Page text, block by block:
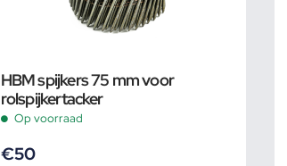
HBM spijkers 75 mm voor
rolspijkertacker
Op voorraad
€50